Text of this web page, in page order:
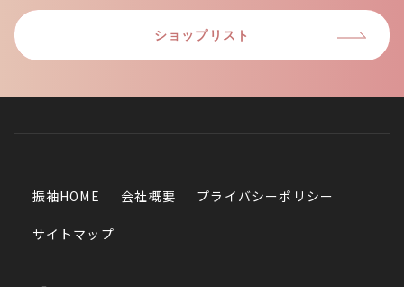
ショップリスト
振袖HOME 会社概要 プライバシーポリシー
サイトマップ